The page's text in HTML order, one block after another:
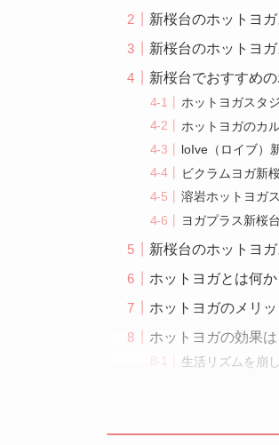
新桜台のホットヨ
新桜台のホットヨ
新桜台でおすすめ
ホットヨガスタ
ホットヨガのカ
loIve（ロイブ）
ビクラムヨガ新
溶岩ホットヨガ
ヨガプラス新桜
新桜台のホットヨ
ホットヨガとは何か
ホットヨガのメリ
ホットヨガの効果
生活リズムを崩